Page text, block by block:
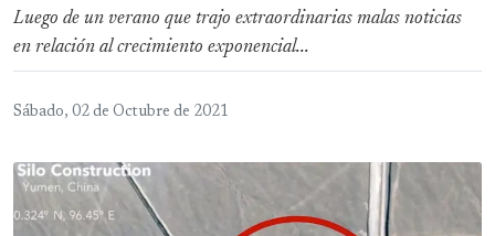
Luego de un verano que trajo extraordinarias malas noticias
en relación al crecimiento exponencial...
Sábado, 02 de Octubre de 2021